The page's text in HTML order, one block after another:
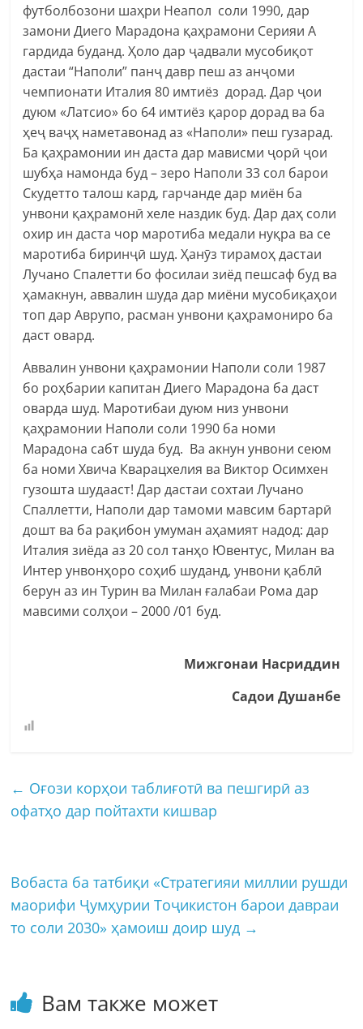
футболбозони шаҳри Неапол соли 1990, дар
замони Диего Марадона қаҳрамони Серияи А
гардида буданд. Ҳоло дар ҷадвали мусобиқот
дастаи “Наполи” панҷ давр пеш аз анҷоми
чемпионати Италия 80 имтиёз дорад. Дар ҷои
дуюм «Латсио» бо 64 имтиёз қарор дорад ва ба
ҳеҷ ваҷҳ наметавонад аз «Наполи» пеш гузарад.
Ба қаҳрамонии ин даста дар мависми ҷорӣ ҷои
шубҳа намонда буд – зеро Наполи 33 сол барои
Скудетто талош кард, гарчанде дар миён ба
унвони қаҳрамонӣ хеле наздик буд. Дар даҳ соли
охир ин даста чор маротиба медали нуқра ва се
маротиба биринҷӣ шуд. Ҳанӯз тирамоҳ дастаи
Лучано Спалетти бо фосилаи зиёд пешсаф буд ва
ҳамакнун, аввалин шуда дар миёни мусобиқаҳои
топ дар Аврупо, расман унвони қаҳрамониро ба
даст овард.
Аввалин унвони қаҳрамонии Наполи соли 1987
бо роҳбарии капитан Диего Марадона ба даст
оварда шуд. Маротибаи дуюм низ унвони
қаҳрамонии Наполи соли 1990 ба номи
Марадона сабт шуда буд. Ва акнун унвони сеюм
ба номи Хвича Кварацхелия ва Виктор Осимхен
гузошта шудааст! Дар дастаи сохтаи Лучано
Спаллетти, Наполи дар тамоми мавсим бартарӣ
дошт ва ба рақибон умуман аҳамият надод: дар
Италия зиёда аз 20 сол танҳо Ювентус, Милан ва
Интер унвонҳоро соҳиб шуданд, унвони қаблӣ
берун аз ин Турин ва Милан ғалабаи Рома дар
мавсими солҳои – 2000 /01 буд.
Мижгонаи Насриддин
Садои Душанбе
← Оғози корҳои таблиғотӣ ва пешгирӣ аз
офатҳо дар пойтахти кишвар
Вобаста ба татбиқи «Стратегияи миллии рушди
маорифи Ҷумҳурии Тоҷикистон барои давраи
то соли 2030» ҳамоиш доир шуд →
Вам также может